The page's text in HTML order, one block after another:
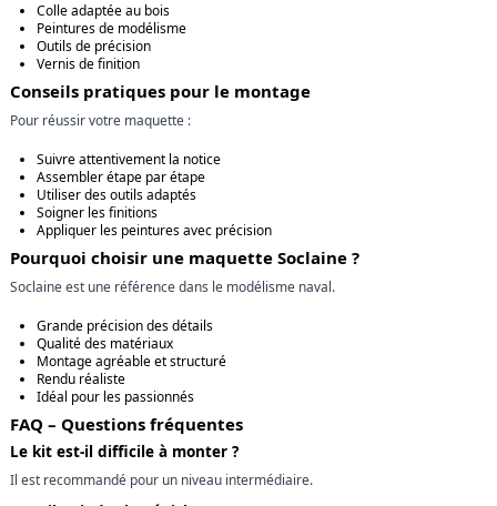
Colle adaptée au bois
Peintures de modélisme
Outils de précision
Vernis de finition
Conseils pratiques pour le montage
Pour réussir votre maquette :
Suivre attentivement la notice
Assembler étape par étape
Utiliser des outils adaptés
Soigner les finitions
Appliquer les peintures avec précision
Pourquoi choisir une maquette Soclaine ?
Soclaine est une référence dans le modélisme naval.
Grande précision des détails
Qualité des matériaux
Montage agréable et structuré
Rendu réaliste
Idéal pour les passionnés
FAQ – Questions fréquentes
Le kit est-il difficile à monter ?
Il est recommandé pour un niveau intermédiaire.